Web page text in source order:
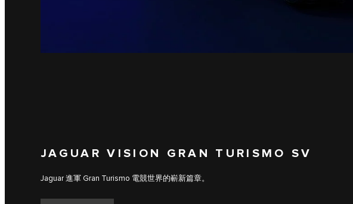
JAGUAR VISION GRAN TURISMO SV
Jaguar 進軍 Gran Turismo 電競世界的嶄新篇章。